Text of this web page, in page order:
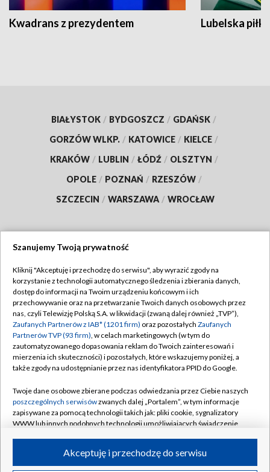
Kwadrans z prezydentem Lubelska piłka
BIAŁYSTOK / BYDGOSZCZ / GDAŃSK /
GORZÓW WLKP. / KATOWICE / KIELCE /
KRAKÓW / LUBLIN / ŁÓDŹ / OLSZTYN /
OPOLE / POZNAŃ / RZESZÓW /
SZCZECIN / WARSZAWA / WROCŁAW
TVP
Abonament TVP
Emisja w TVP
Centrum informacji TVP
Naziemna Telewizja Cyfrowa
Rada Programowa
System NOS
Informacje o nadawcy
Program dla prasy
Regulamin TVP
Polityka prywatności
Moje zgody
Pomoc
Kontakt
Kanały
Szanujemy Twoją prywatność
Kliknij "Akceptuję i przechodzę do serwisu", aby wyrazić zgody na
korzystanie z technologii automatycznego śledzenia i zbierania danych,
dostęp do informacji na Twoim urządzeniu końcowym i ich
przechowywanie oraz na przetwarzanie Twoich danych osobowych przez
nas, czyli Telewizję Polską S.A. w likwidacji (zwaną dalej również „TVP”),
Zaufanych Partnerów z IAB* (1201 firm) oraz pozostałych Zaufanych
Partnerów TVP (93 firm), w celach marketingowych (w tym do
zautomatyzowanego dopasowania reklam do Twoich zainteresowań i
mierzenia ich skuteczności) i pozostałych, które wskazujemy poniżej, a
także zgody na udostępnianie przez nas identyfikatora PPID do Google.
Twoje dane osobowe zbierane podczas odwiedzania przez Ciebie naszych
poszczególnych serwisówzwanych dalej „Portalem”, w tym informacje
zapisywane za pomocą technologii takich jak: pliki cookie, sygnalizatory
WWW lub innych podobnych technologii umożliwiających świadczenie
ruchu w Internecie.Akceptuję i przechodzę do serwisu